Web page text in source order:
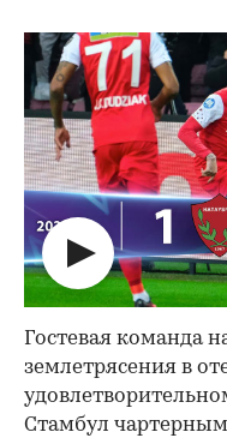
Гостевая команда
землетрясения в
Стамбул